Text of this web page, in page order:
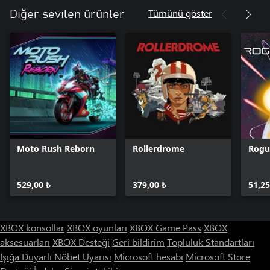
Diğer sevilen ürünler Tümünü göster
Moto Rush Reborn
529,00 ₺
Rollerdrome
379,00 ₺
XBOX konsollarXBOX oyunları XBOX Game Pass XBOX
aksesuarları XBOX Desteği Geri bildirim Topluluk Standartları
Işığa Duyarlı Nöbet Uyarısı Microsoft hesabı Microsoft Store